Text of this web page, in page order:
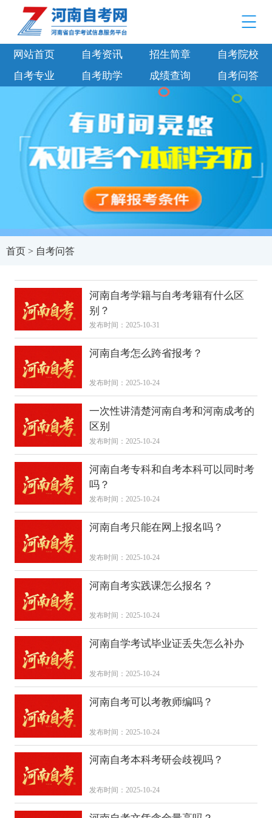
网站首页 自考资讯 招生简章
自考院校
自考专业
自考助学 成绩查询 自考问答
首页> 自考问答
河南自考学籍与自考考籍有什么区
别？
发布时间：2025-10-31
河南自考怎么跨省报考？
发布时间：2025-10-24
一次性讲清楚河南自考和河南成考的
区别
发布时间：2025-10-24
河南自考专科和自考本科可以同时考
吗？
发布时间：2025-10-24
河南自考只能在网上报名吗？
发布时间：2025-10-24
河南自考实践课怎么报名？
发布时间：2025-10-24
河南自学考试毕业证丢失怎么补办
发布时间：2025-10-24
河南自考可以考教师编吗？
发布时间：2025-10-24
河南自考本科考研会歧视吗？
发布时间：2025-10-24